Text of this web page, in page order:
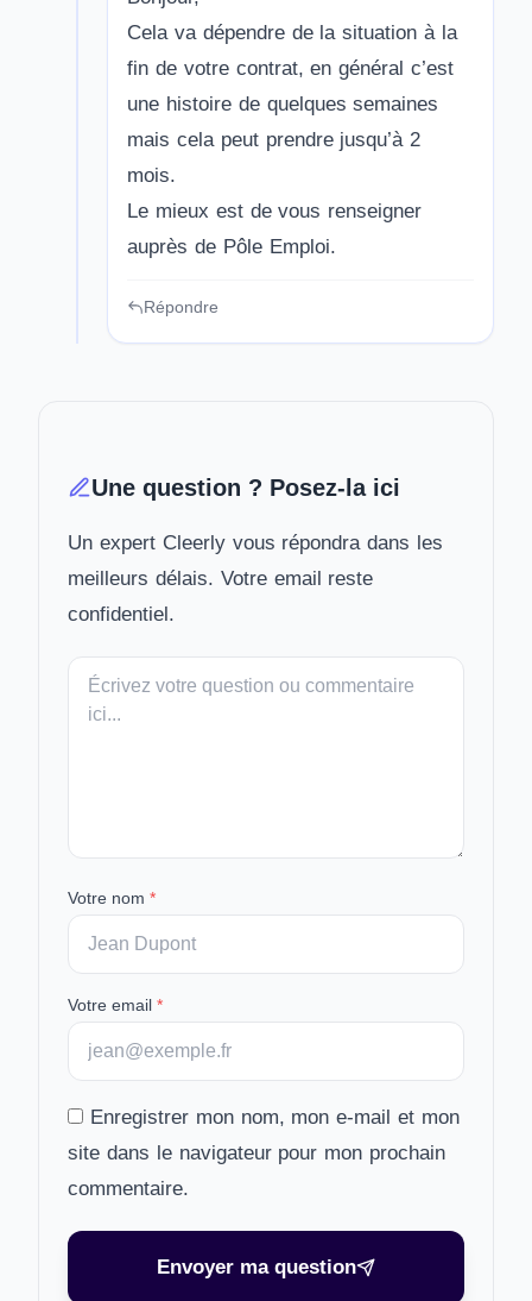
Cela va dépendre de la situation à la
fin de votre contrat, en général c’est
une histoire de quelques semaines
mais cela peut prendre jusqu’à 2
mois.
Le mieux est de vous renseigner
auprès de Pôle Emploi.
Répondre
Une question ? Posez-la ici
Un expert Cleerly vous répondra dans les
meilleurs délais. Votre email reste
confidentiel.
Votre
message
Votre nom *
Votre email *
Enregistrer mon nom, mon e-mail et mon
site dans le navigateur pour mon prochain
commentaire.
Envoyer ma question